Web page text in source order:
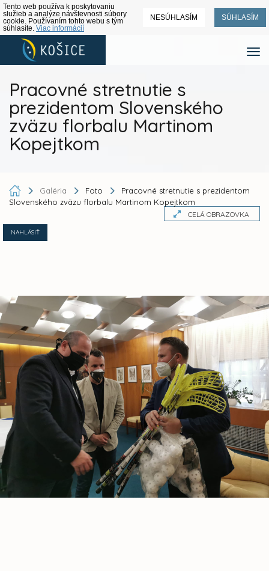
Tento web používa k poskytovaniu
služieb a analýze návštevnosti súbory
cookie. Používaním tohto webu s tým
súhlasíte. Viac informácií
NESÚHLASÍM SÚHLASÍM
Pracovné stretnutie s
prezidentom Slovenského
zväzu florbalu Martinom
Kopejtkom
Galéria Foto
Pracovné stretnutie s prezidentom
Slovenského zväzu florbalu Martinom Kopejtkom
CELÁ OBRAZOVKA
NAHLÁSIŤ